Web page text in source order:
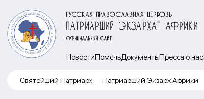
РУССКАЯ ПРАВОСЛАВНАЯ ЦЕРКОВЬ
ПАТРИАРШИЙ ЭКЗАРХАТ АФРИКИ
ОФИЦИАЛЬНЫЙ САЙТ
НовостиПомочьДокументыПресса о нас
Cвятейший Патриарх Патриарший Экзарх Африки